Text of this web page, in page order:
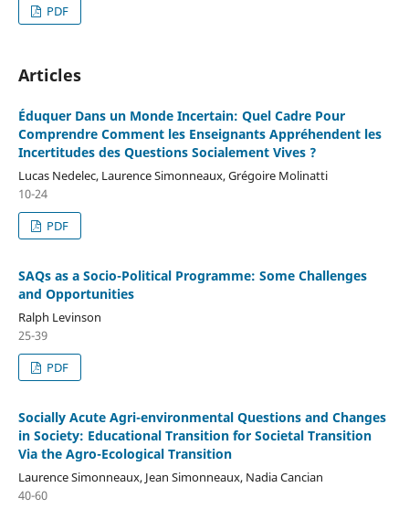
PDF
Articles
Éduquer Dans un Monde Incertain: Quel Cadre Pour
Comprendre Comment les Enseignants Appréhendent les
Incertitudes des Questions Socialement Vives ?
Lucas Nedelec, Laurence Simonneaux, Grégoire Molinatti
10-24
PDF
SAQs as a Socio-Political Programme: Some Challenges
and Opportunities
Ralph Levinson
25-39
PDF
Socially Acute Agri-environmental Questions and Changes
in Society: Educational Transition for Societal Transition
Via the Agro-Ecological Transition
Laurence Simonneaux, Jean Simonneaux, Nadia Cancian
40-60